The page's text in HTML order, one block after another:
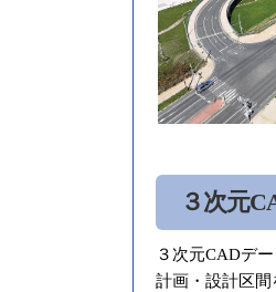
３次元
３次元CADデ
計画・設計区間